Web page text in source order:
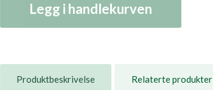
Legg i handlekurven
Produktbeskrivelse Relaterte produkter